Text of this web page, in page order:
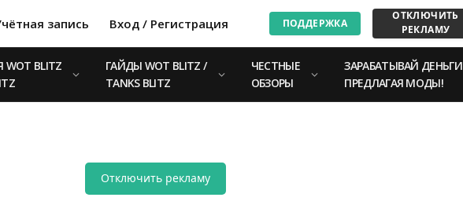
запись Вход / Регистрация ПОДДЕРЖКА
ОТКЛЮЧИТЬ
РЕКЛАМУ
BLITZ
ГАЙДЫ WOT BLITZ /
TANKS BLITZ
ЧЕСТНЫЕ
ОБЗОРЫ
ЗАРАБАТЫВАЙ ДЕНЬГИ
ПРЕДЛАГАЯ МОДЫ!
Отключить рекламу